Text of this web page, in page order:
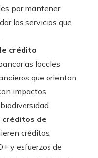
por mantener
los servicios que
crédito
locales
que orientan
impactos
créditos de
créditos,
y esfuerzos de